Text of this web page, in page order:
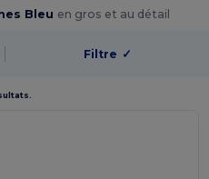
Bleu en gros et au détail
Filtre ✓